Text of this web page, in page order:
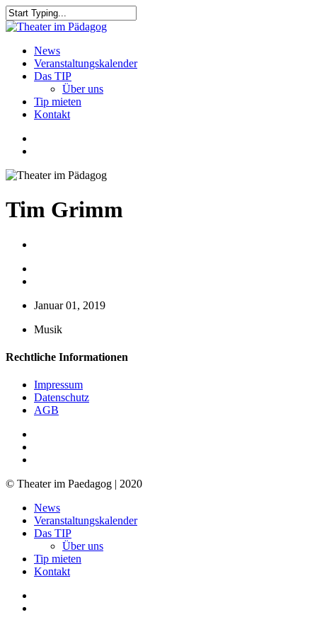
Skip
to
content
Close
search
Menu
News
Veranstaltungskalender
Das TIP
Über uns
Tip mieten
Kontakt
Tim Grimm
Januar 01, 2019
Musik
Rechtliche Informationen
Impressum
Datenschutz
AGB
© Theater im Paedagog | 2020
Close
Menu
News
Veranstaltungskalender
Das TIP
Über uns
Tip mieten
Kontakt